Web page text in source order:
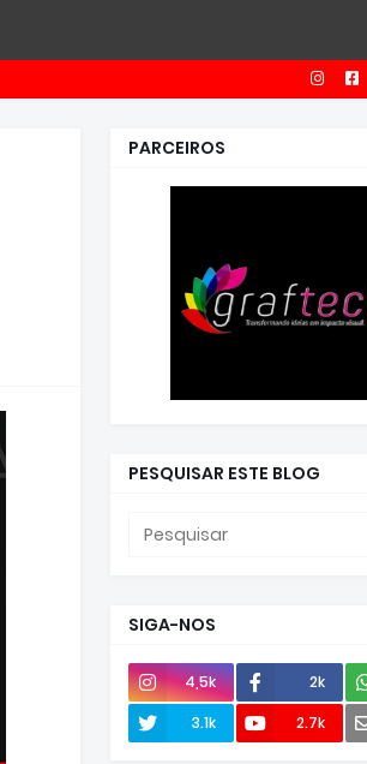
PARCEIROS
PESQUISAR ESTE BLOG
SIGA-NOS
4,5k
2k
3.1k
2.7k